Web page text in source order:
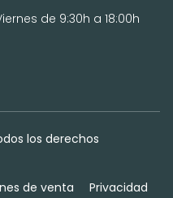
de 9:30h a 18:00h
los derechos
de venta
Privacidad